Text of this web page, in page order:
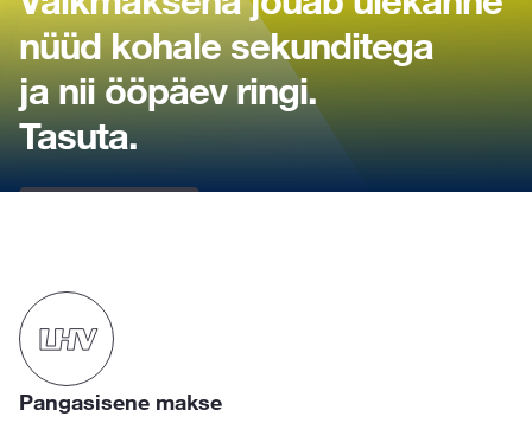
nüüd kohale sekunditega
ja nii ööpäev ringi.
Tasuta.
Pangasisene makse